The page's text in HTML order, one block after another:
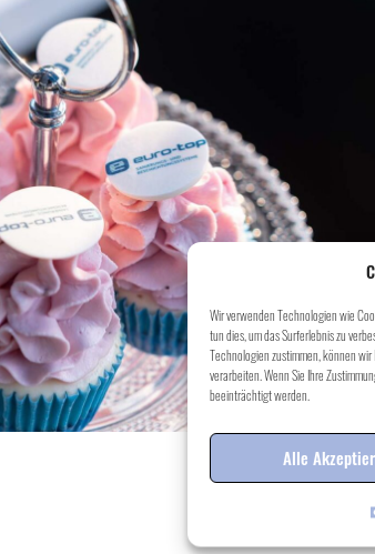
Wir verwenden Technologien wie
tun dies, um das Surferlebnis zu
Technologien zustimmen, können
verarbeiten. Wenn Sie Ihre
beeinträchtigt werden.
Alle